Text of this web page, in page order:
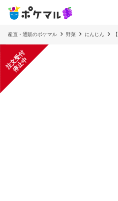
産直・通販のポケマル 野菜 にんじん
注
文
受
付
停
止
中